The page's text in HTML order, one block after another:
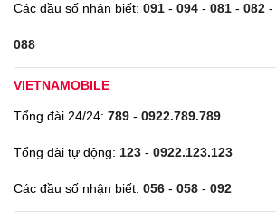
Các đầu số nhận biết: 091 - 094 - 081 - 082 -
088
VIETNAMOBILE
Tổng đài 24/24: 789 - 0922.789.789
Tổng đài tự động: 123 - 0922.123.123
Các đầu số nhận biết: 056 - 058 - 092